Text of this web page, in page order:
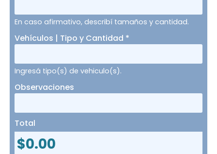
En caso afirmativo, describí tamaños y cantidad.
Vehículos | Tipo y Cantidad *
Ingresá tipo(s) de vehiculo(s).
Observaciones
Total
$0.00